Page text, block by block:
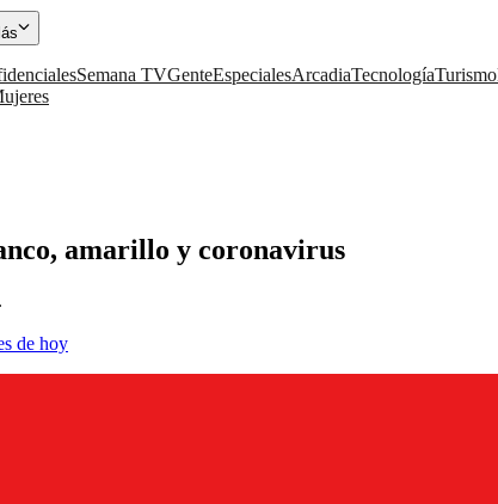
Semana TVGenteEspecialesArcadiaTecnologíaTurismo
amarillo y coronavirus
de hoy